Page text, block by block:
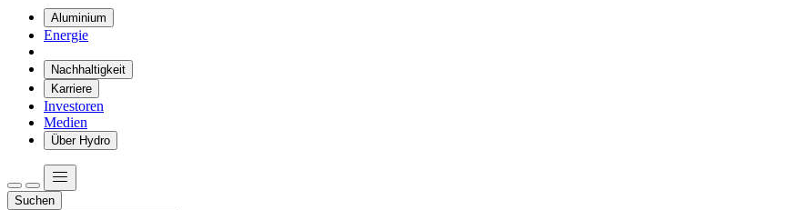
Aluminium
Energie
Nachhaltigkeit
Karriere
Investoren
Medien
Über Hydro
Suchen